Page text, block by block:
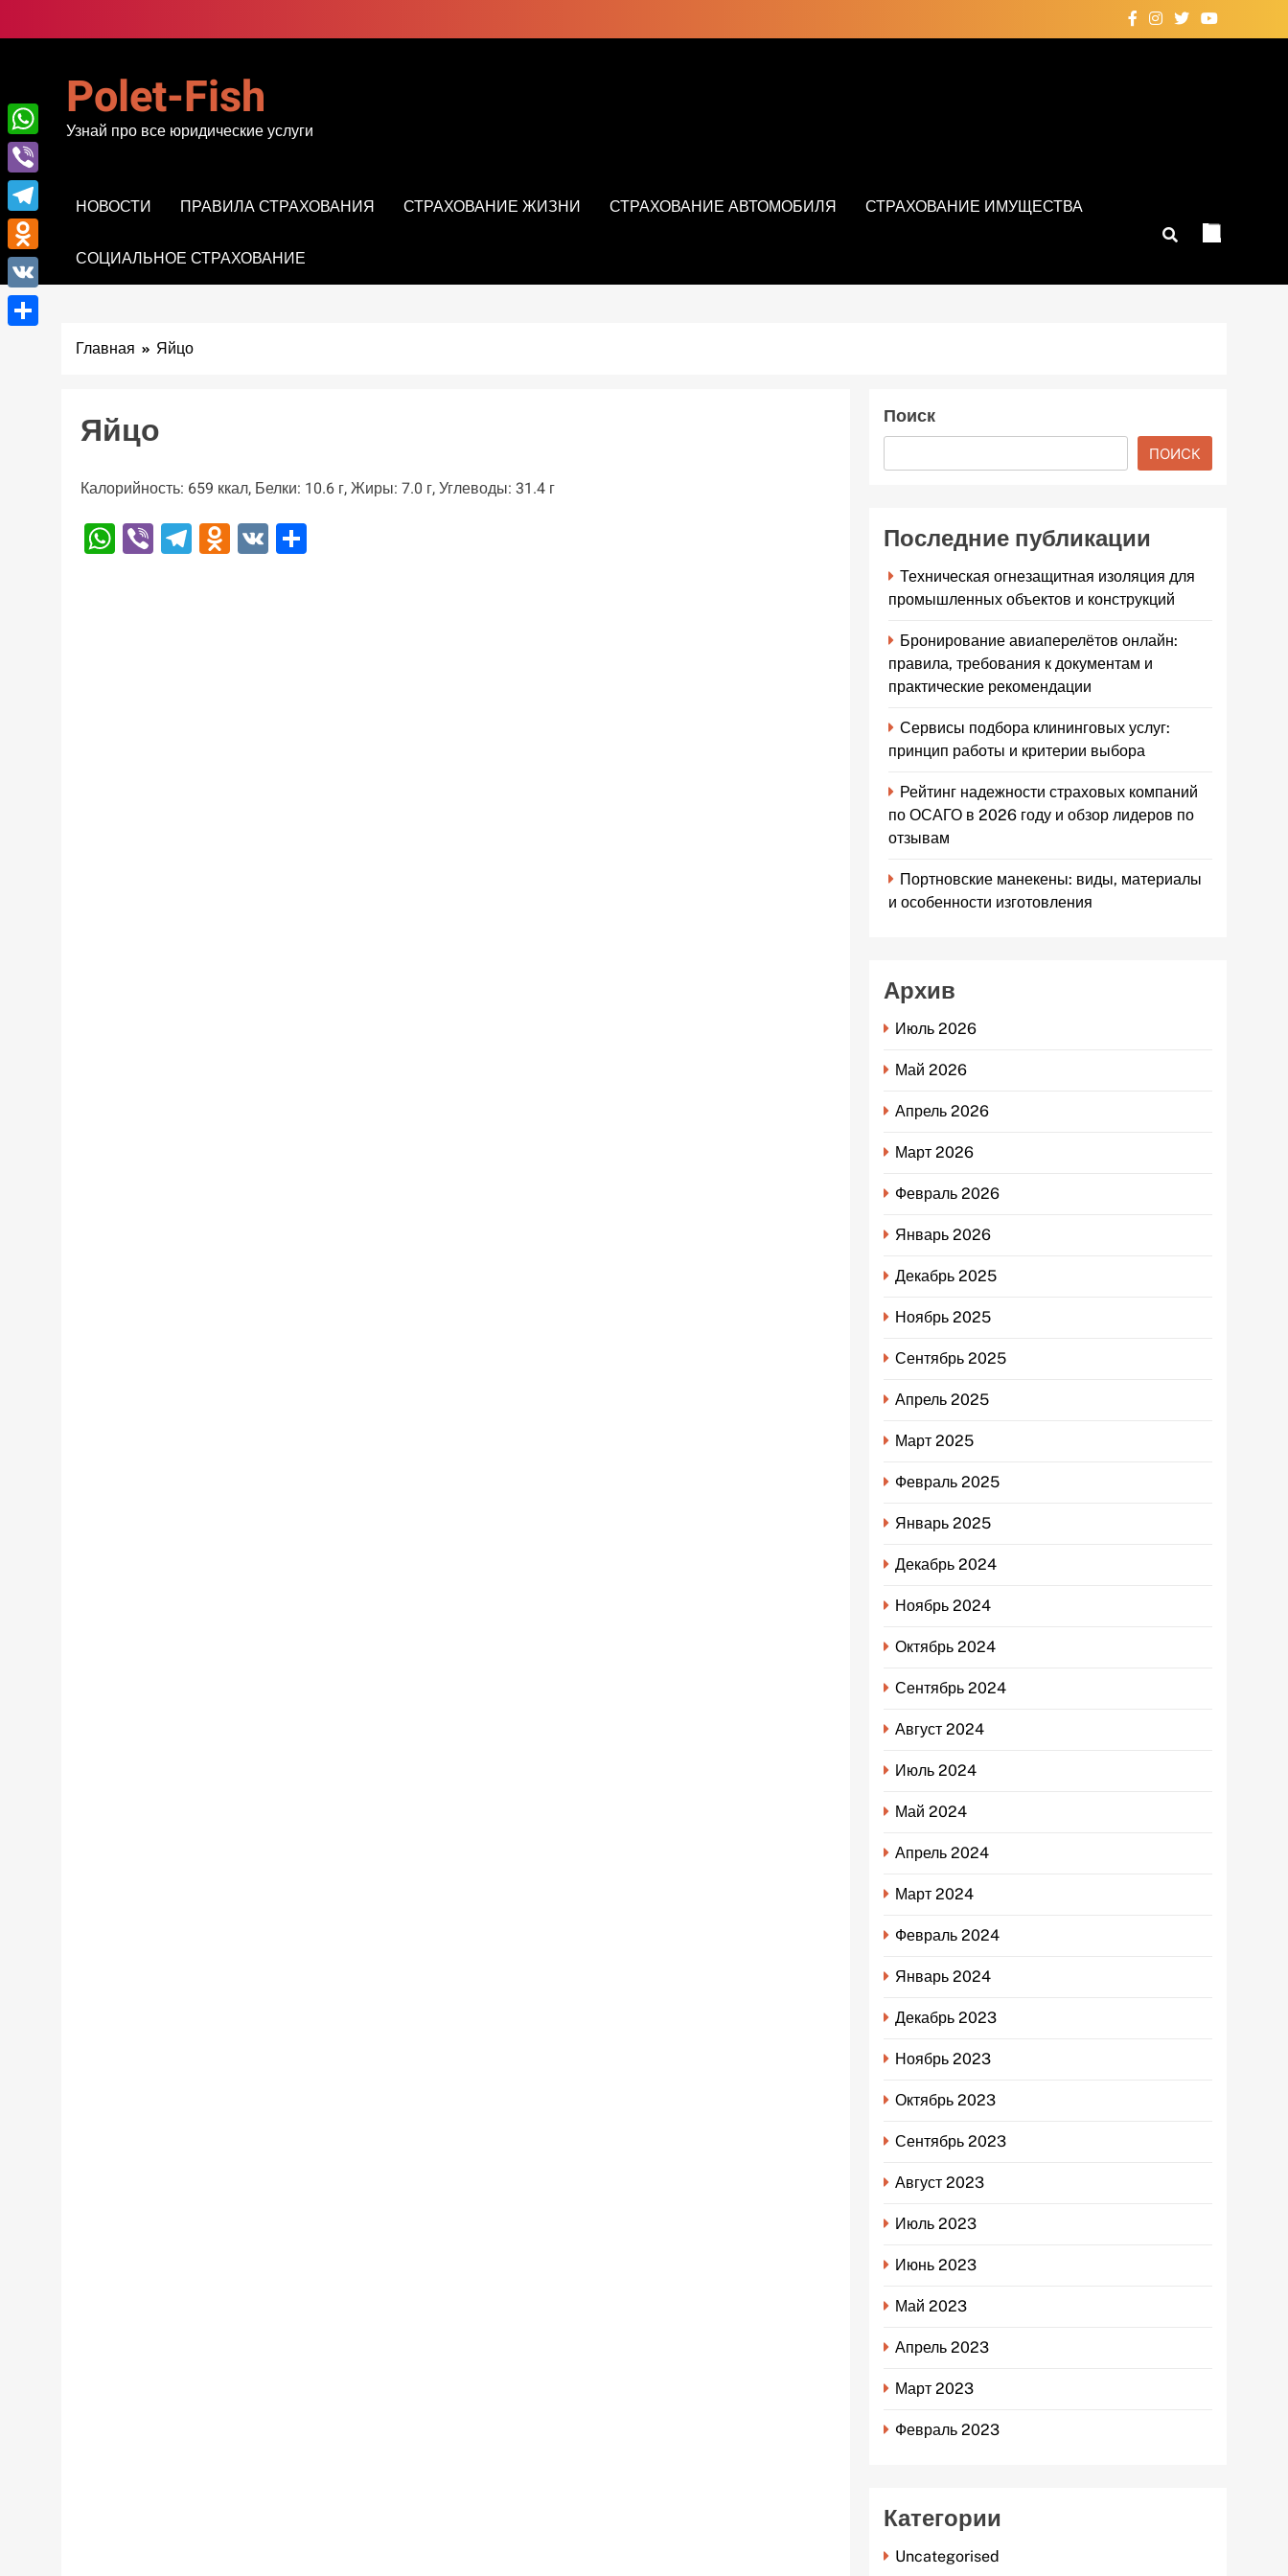
к
Polet-Fish
Узнай про все юридические услуги
НОВОСТИ ПРАВИЛА СТРАХОВАНИЯ СТРАХОВАНИЕ ЖИЗНИ СТРАХОВАНИЕ АВТОМОБИЛЯ СТРАХОВАНИЕ ИМУЩЕСТВА
СОЦИАЛЬНОЕ СТРАХОВАНИЕ
Главная Яйцо
Яйцо
Калорийность: 659 ккал, Белки: 10.6 г, Жиры: 7.0 г, Углеводы: 31.4 г
WhatsApp
ViberTelegram
Odnoklassniki
VK
Поиск
ПОИСК
Последние публикации
Техническая огнезащитная изоляция для
промышленных объектов и конструкций
Бронирование авиаперелётов онлайн:
правила, требования к документам и
практические рекомендации
Сервисы подбора клининговых услуг:
принцип работы и критерии выбора
Рейтинг надежности страховых компаний
по ОСАГО в 2026 году и обзор лидеров по
отзывам
Портновские манекены: виды, материалы
и особенности изготовления
Архив
Июль 2026
Май 2026
Апрель 2026
Март 2026
Февраль 2026
Январь 2026
Декабрь 2025
Ноябрь 2025
Сентябрь 2025
Апрель 2025
Март 2025
Февраль 2025
Январь 2025
Декабрь 2024
Ноябрь 2024
Октябрь 2024
Сентябрь 2024
Август 2024
Июль 2024
Май 2024
Апрель 2024
Март 2024
Февраль 2024
Январь 2024
Декабрь 2023
Ноябрь 2023
Октябрь 2023
Сентябрь 2023
Август 2023
Июль 2023
Июнь 2023
Май 2023
Апрель 2023
Март 2023
Февраль 2023
Категории
Uncategorised
WhatsApp
Viber
Telegram
Odnoklassniki
VK
Отправить